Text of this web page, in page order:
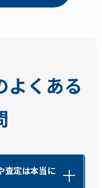
よくある
査定は本当に